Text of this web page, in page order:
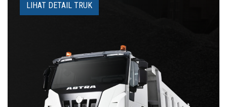
LIHAT DETAIL TRUK